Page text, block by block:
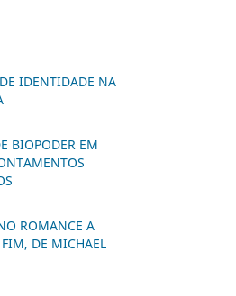
IDENTIDADE NA
BIOPODER EM
ROMANCE A
DE MICHAEL